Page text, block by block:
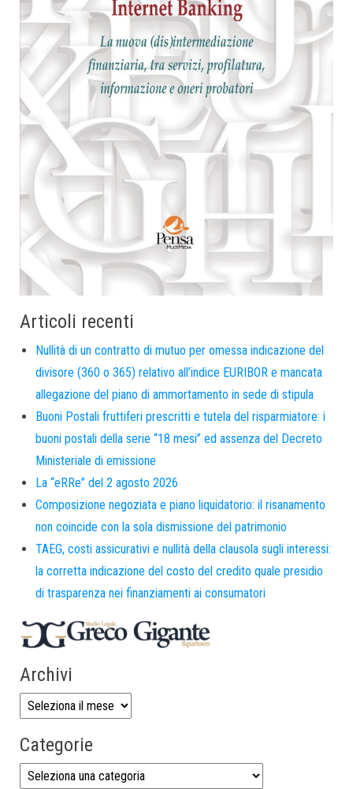
Articoli recenti
Nullità di un contratto di mutuo per omessa indicazione del
divisore (360 o 365) relativo all’indice EURIBOR e mancata
allegazione del piano di ammortamento in sede di stipula
Buoni Postali fruttiferi prescritti e tutela del risparmiatore: i
buoni postali della serie “18 mesi” ed assenza del Decreto
Ministeriale di emissione
La “eRRe” del 2 agosto 2026
Composizione negoziata e piano liquidatorio: il risanamento
non coincide con la sola dismissione del patrimonio
TAEG, costi assicurativi e nullità della clausola sugli interessi:
la corretta indicazione del costo del credito quale presidio
di trasparenza nei finanziamenti ai consumatori
Archivi
Categorie